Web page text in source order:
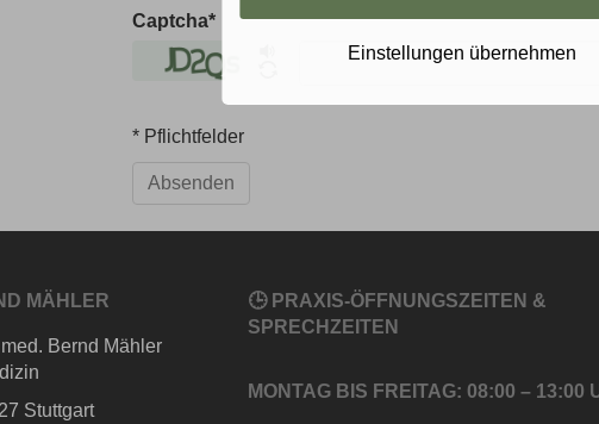
Captcha*
* Pflichtfelder
Absenden
MÄHLER
med. Bernd Mähler
Stuttgart
🕒 PRAXIS-ÖFFNUNGSZEITEN &
SPRECHZEITEN
MONTAG BIS FREITAG: 08:00 – 13:00
Einstellungen übernehmen